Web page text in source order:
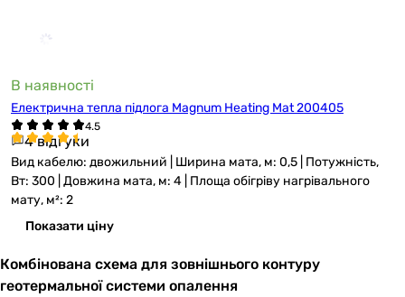
В наявності
Електрична тепла підлога Magnum Heating Mat 200405
4 відгуки
Вид кабелю: двожильний | Ширина мата, м: 0,5 | Потужність,
Вт: 300 | Довжина мата, м: 4 | Площа обігріву нагрівального
мату, м²: 2
Показати ціну
Комбінована схема для зовнішнього контуру
геотермальної системи опалення